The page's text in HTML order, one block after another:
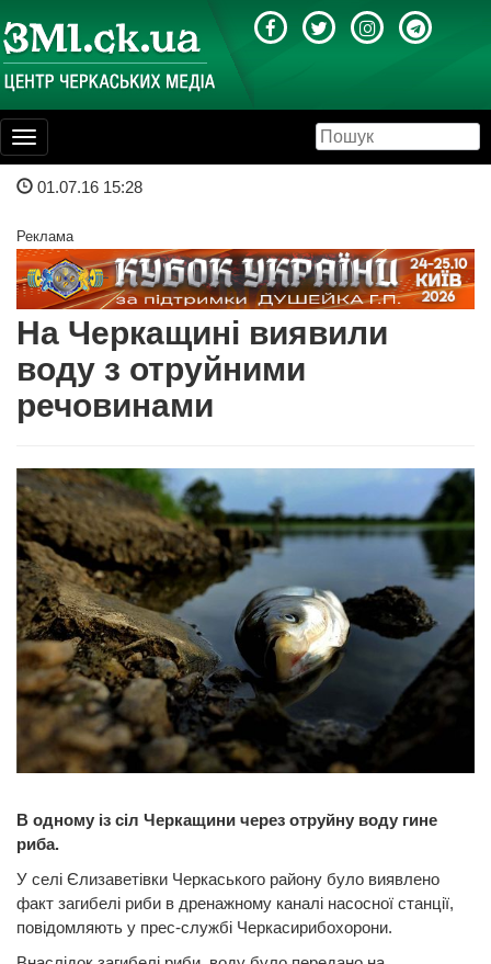
Toggle
navigation
01.07.16 15:28
Реклама
На Черкащині виявили
воду з отруйними
речовинами
В одному із сіл Черкащини через отруйну воду гине
риба.
У селі Єлизаветівки Черкаського району було виявлено
факт загибелі риби в дренажному каналі насосної станції,
повідомляють у прес-службі Черкасирибохорони.